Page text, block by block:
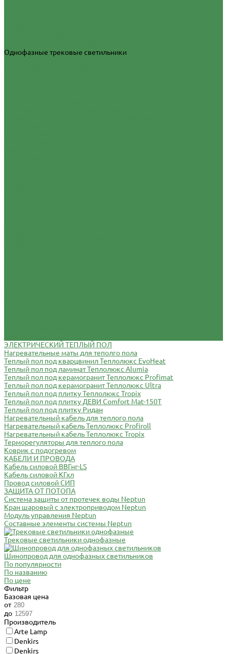
Однофазные трековые светильники
ЭЛЕКТРИЧЕСКИЙ ТЕПЛЫЙ ПОЛ
Нагревательные маты для теполго пола
Теплый пол под кварцвинил Теплолюкс EvoHeat
Теплый пол под ламинат Теплолюкс Alumia
Теплый пол под керамогранит Теплолюкс Profimat
Теплый пол под керамогранит Теплолюкс Ultra
Теплый пол под плитку Теплолюкс Tropix
Теплый пол под плитку ДЕВИ Comfort Mat-150T
Теплый пол под плитку Ридан
Нагревательный кабель для теплого пола
Нагревательный кабель Теплолюкс Profiroll
Нагревательный кабель Теплолюкс Tropix
Терморегуляторы для теплого пола
Коврик с подогревом
КАБЕЛИ И ПРОВОДА
Кабель силовой ВВГнг-LS
Кабель силовой КГхл
Провод силовой СИП
ЗАЩИТА ОТ ПОТОПА
Система защиты от протечек воды Neptun
Кран шаровый с электроприводом Neptun
Модуль управления Neptun
Составные элементы системы Neptun
Трековые светильники однофазные
Шинопровод для однофазных светильников
По популярности
По названию
По цене
Фильтр
Базовая цена
от
до
Производитель
Arte Lamp
Denkirs
Denkirs